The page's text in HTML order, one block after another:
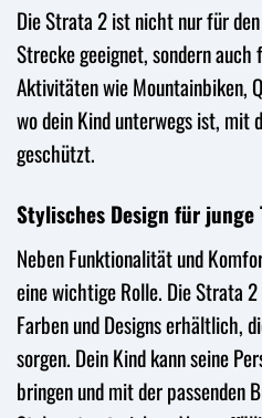
Die Strata 2 ist nicht nur für
Strecke geeignet, sondern auch
Aktivitäten wie Mountainbiken,
wo dein Kind unterwegs ist, mit
geschützt.
Stylisches Design für
Neben Funktionalität und
eine wichtige Rolle. Die Strata
Farben und Designs erhältlich,
sorgen. Dein Kind kann seine
bringen und mit der passenden